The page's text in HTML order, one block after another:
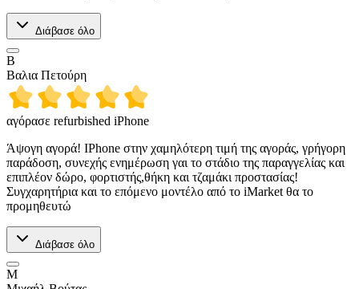
Διάβασε όλο
Β
Βαλια Πετούρη
αγόρασε refurbished iPhone
Άψογη αγορά! IPhone στην χαμηλότερη τιμή της αγοράς, γρήγορη
παράδοση, συνεχής ενημέρωση γαι το στάδιο της παραγγελίας και
επιπλέον δώρο, φορτιστής,θήκη και τζαμάκι προστασίας!
Συγχαρητήρια και το επόμενο μοντέλο από το iMarket θα το
προμηθευτώ
Διάβασε όλο
Μ